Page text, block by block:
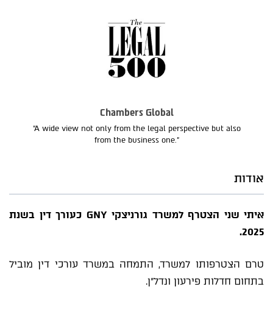
Chambers Global
“A wide view not only from the legal perspective but also
from the business one.”
אודות
איתי שני הצטרף למשרד גורניצקי GNY כעורך דין בשנת
2025.
טרם הצטרפותו למשרד, התמחה במשרד עורכי דין מוביל
בתחום חדלות פירעון ונדל"ן.